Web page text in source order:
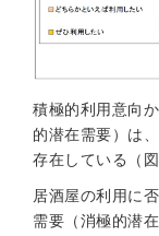
積極的利用意向
的潜在需要）は
存在している（図
居酒屋の利用に
需要（消極的潜